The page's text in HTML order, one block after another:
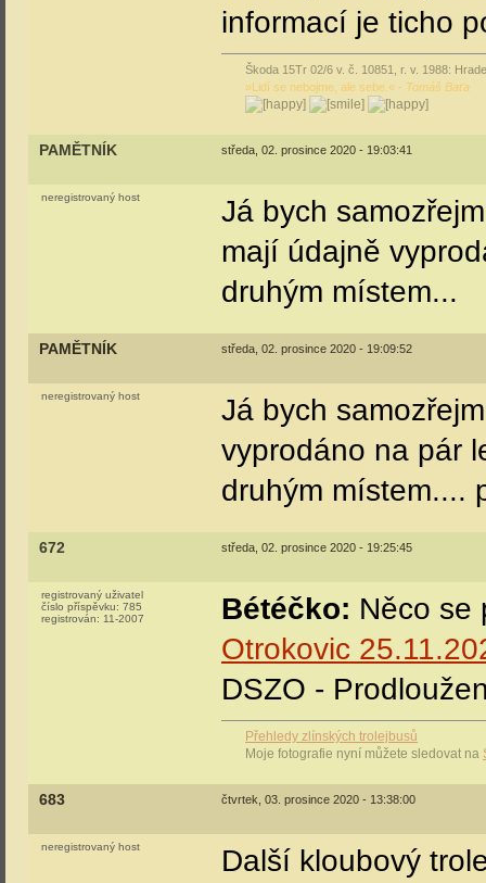
informací je ticho
Škoda 15Tr 02/6 v. č. 10851, r. v. 1988:
»Lidí se nebojme, ale sebe.« - Tomáš Baťa
PAMĚTNÍK středa, 02. prosince 2020 - 19:03:41
neregistrovaný host
Já bych
mají údajně
druhým místem...
PAMĚTNÍK středa, 02. prosince 2020 - 19:09:52
neregistrovaný host
Já bych
vyprodáno na pár
druhým místem....
672 středa, 02. prosince 2020 - 19:25:45
registrovaný uživatel
číslo příspěvku: 785
registrován: 11-2007 Bétéčko: Něco se
Otrokovic
DSZO -
Přehledy zlínských trolejbusů
Moje fotografie nyní můžete sledovat na
683 čtvrtek, 03. prosince 2020 - 13:38:00
neregistrovaný host
Další kloubový